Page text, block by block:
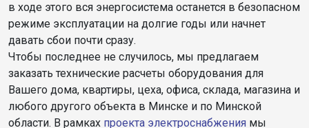
в ходе этого вся энергосистема останется в безопасном
режиме эксплуатации на долгие годы или начнет
давать сбои почти сразу.
Чтобы последнее не случилось, мы предлагаем
заказать технические расчеты оборудования для
Вашего дома, квартиры, цеха, офиса, склада, магазина и
любого другого объекта в Минске и по Минской
области. В рамках проекта электроснабжения мы